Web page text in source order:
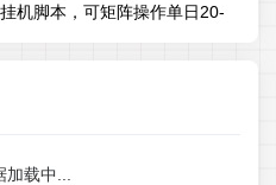
机脚本，可矩阵操作单日20-
加载中...